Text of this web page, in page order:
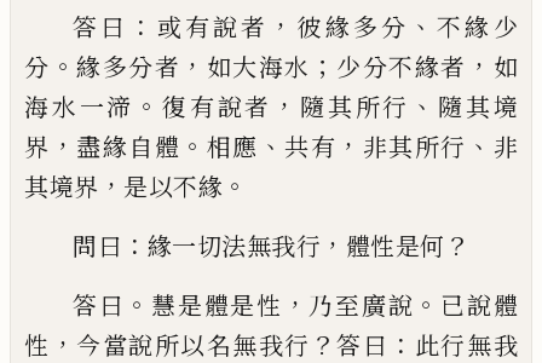
答曰 ： 或有說者 ， 彼緣多分 、不緣少
分 。 緣多分者 ， 如大海水 ； 少分不緣者 ， 如
海水一渧 。 復有說者 ， 隨其所行 、 隨其境
界 ， 盡緣自體 。 相應 、共有 ， 非其所行 、 非
其境界 ， 是以不緣 。
問曰 ： 緣一切法無我行 ， 體性是何 ？
答曰 。 慧是體是性 ， 乃至廣說 。 已說體
性 ， 今當說所以名無我行 ？答曰 ： 此行無我